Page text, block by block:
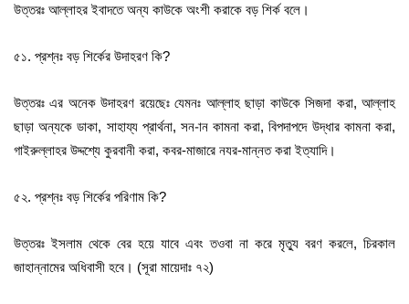
উত্তরঃ আল্লাহর ইবাদতে অন্য কাউকে অংশী করাকে বড় শির্ক বলে।
৫১. প্রশ্নঃ বড় শির্কের উদাহরণ কি?
উত্তরঃ এর অনেক উদাহরণ রয়েছেঃ যেমনঃ আল্লাহ ছাড়া কাউকে সিজদা করা, আল্লাহ
ছাড়া অন্যকে ডাকা, সাহায্য প্রার্থনা, সন-ান কামনা করা, বিপদাপদে উদ্ধার কামনা করা,
গাইরুল্লাহর উদ্দশ্যে কুরবানী করা, কবর-মাজারে নযর-মান্নত করা ইত্যাদি।
৫২. প্রশ্নঃ বড় শির্কের পরিণাম কি?
উত্তরঃ ইসলাম থেকে বের হয়ে যাবে এবং তওবা না করে মৃত্যু বরণ করলে, চিরকাল
জাহান্নামের অধিবাসী হবে। (সূরা মায়েদাঃ ৭২)